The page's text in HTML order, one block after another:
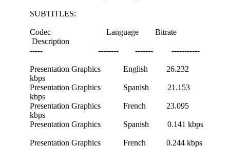
SUBTITLES:
Codec Language Bitrate
Description
----- -------- ------- -----------
Presentation Graphics English 26.232
kbps
Presentation Graphics Spanish 21.153
kbps
Presentation Graphics French 23.095
kbps
Presentation Graphics Spanish 0.141 kbps
Presentation Graphics French 0.244 kbps